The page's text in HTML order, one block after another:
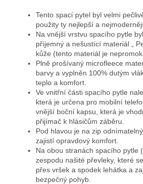
Tento spací pytel byl velmi
použity ty nejlepší a
Na vnější vrstvu spacího pytle
příjemný a nešustící materiál „
kůže (tento materiál je
Plně prošívaný microfleece
barvy a vyplněn 100% dutým
teplo a komfort.
Ve vnitřní části spacího pytle
která je určena pro mobilní
vnější boční kapsu, která je
přijímač k hlásičům záběru.
Pod hlavou je na zip
zajistí opravdový komfort.
Na obou stranách spacího pytle
zespodu našité převleky, které
přes vršek a spodek lehátka a
bezpečný pohyb.